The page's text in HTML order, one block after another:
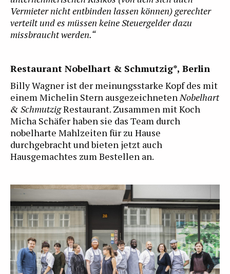
Vermieter nicht entbinden lassen können) gerechter
verteilt und es müssen keine Steuergelder dazu
missbraucht werden.“
Restaurant Nobelhart & Schmutzig*, Berlin
Billy Wagner ist der meinungsstarke Kopf des mit
einem Michelin Stern ausgezeichnetenNobelhart
& SchmutzigRestaurant. Zusammen mit Koch
Micha Schäfer haben sie das Team durch
nobelharte Mahlzeiten für zu Hause
durchgebracht und bieten jetzt auch
Hausgemachtes zum Bestellen an.